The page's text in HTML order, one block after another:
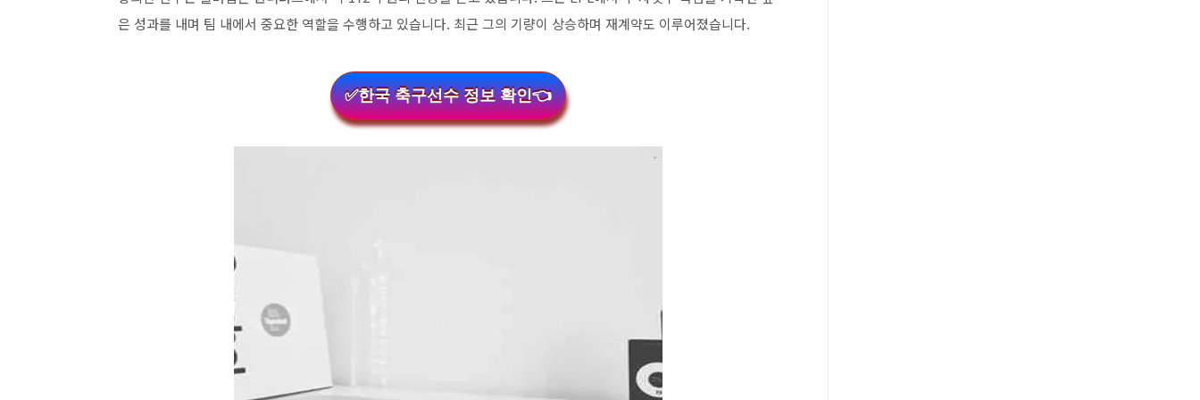
은 성과를 내며 팀 내에서 중요한 역할을 수행하고 있습니다. 최근 그의 기량이 상승하며 재계약도 이루어졌습니다.
✅한국 축구선수 정보 확인👈